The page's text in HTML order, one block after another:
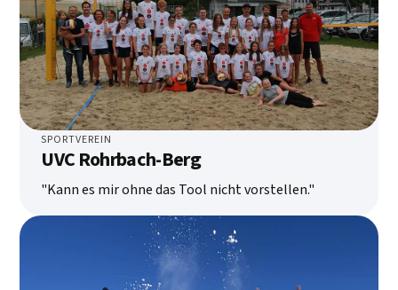
SPORTVEREIN
UVC Rohrbach-Berg
"Kann es mir ohne das Tool nicht vorstellen."